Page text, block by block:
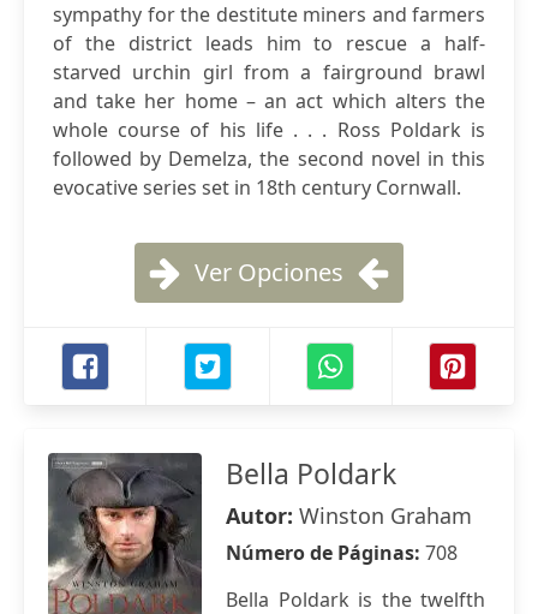
sympathy for the destitute miners and farmers
of the district leads him to rescue a half-
starved urchin girl from a fairground brawl
and take her home – an act which alters the
whole course of his life . . . Ross Poldark is
followed by Demelza, the second novel in this
evocative series set in 18th century Cornwall.
Ver Opciones
Bella Poldark
Autor: Winston Graham
Número de Páginas: 708
Bella Poldark is the twelfth